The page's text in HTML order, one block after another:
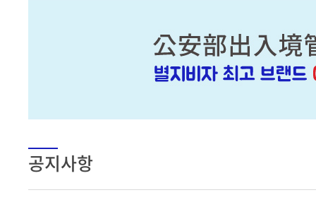
공지사항